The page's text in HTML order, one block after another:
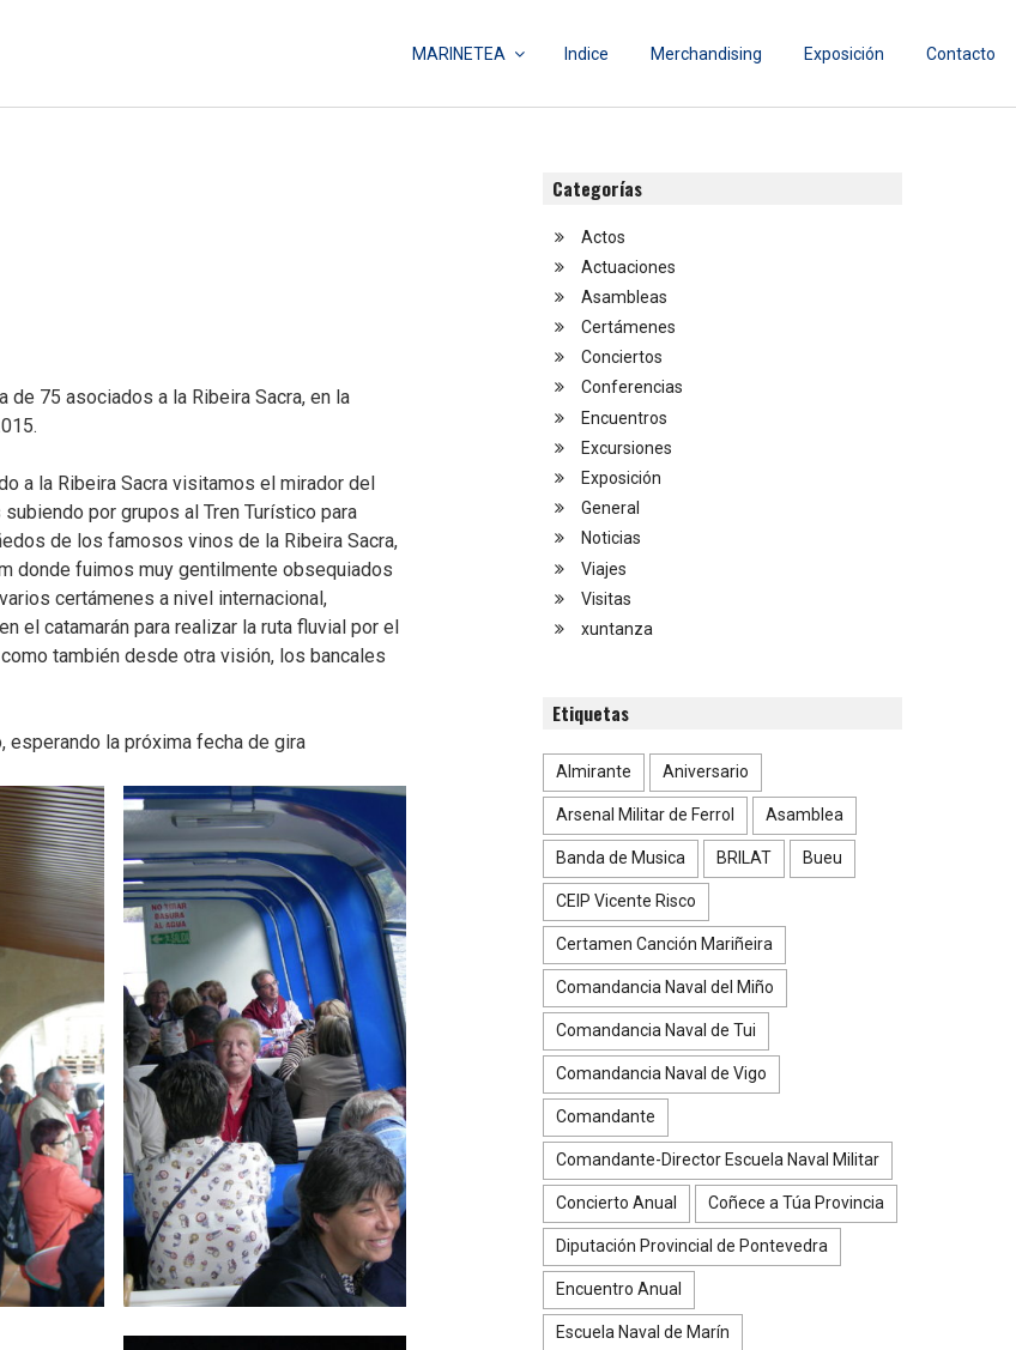
MARINETEA Indice Merchandising Exposición Contacto
75 asociados a la Ribeira Sacra, en la
a la Ribeira Sacra visitamos el mirador del
por grupos al Tren Turístico para
de los famosos vinos de la Ribeira Sacra,
donde fuimos muy gentilmente obsequiados
certámenes a nivel internacional,
el catamarán para realizar la ruta fluvial por el
también desde otra visión, los bancales
la próxima fecha de gira
Categorías
Actos
Actuaciones
Asambleas
Certámenes
Conciertos
Conferencias
Encuentros
Excursiones
Exposición
General
Noticias
Viajes
Visitas
xuntanza
Etiquetas
Almirante Aniversario
Arsenal Militar de Ferrol Asamblea
Banda de Musica BRILAT Bueu
CEIP Vicente Risco
Certamen Canción Mariñeira
Comandancia Naval del Miño
Comandancia Naval de Tui
Comandancia Naval de Vigo
Comandante
Comandante-Director Escuela Naval Militar
Concierto Anual Coñece a Túa Provincia
Diputación Provincial de Pontevedra
Encuentro Anual
Escuela Naval de Marín